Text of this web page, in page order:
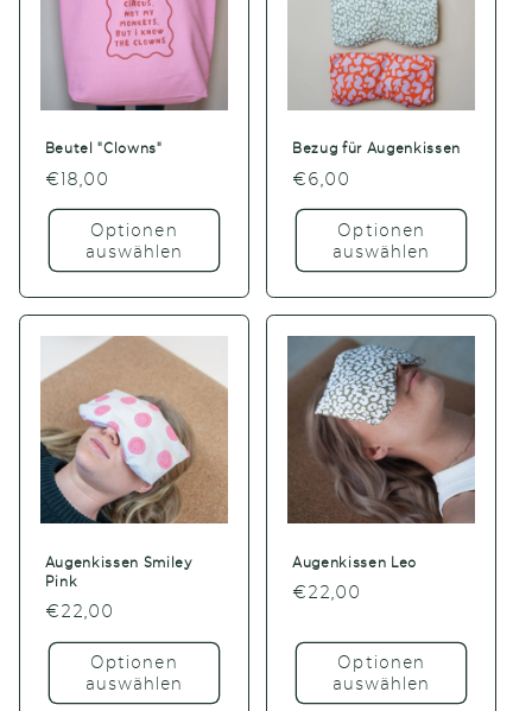
Beutel "Clowns"
Normaler
Preis
€18,00
Optionen
auswählen
Bezug für Augenkissen
Normaler
Preis
€6,00
Optionen
auswählen
Augenkissen Smiley
Pink
Normaler
Preis
€22,00
Optionen
auswählen
Augenkissen Leo
Normaler
€22,00
Optionen
auswählen